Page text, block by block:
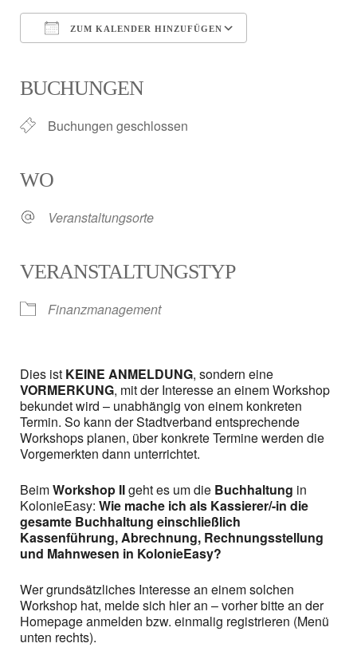
ZUM KALENDER HINZUFÜGEN
BUCHUNGEN
Buchungen geschlossen
WO
Veranstaltungsorte
VERANSTALTUNGSTYP
Finanzmanagement
Dies ist KEINE ANMELDUNG, sondern eine
VORMERKUNG, mit der Interesse an einem Workshop
bekundet wird – unabhängig von einem konkreten
Termin. So kann der Stadtverband entsprechende
Workshops planen, über konkrete Termine werden die
Vorgemerkten dann unterrichtet.
BeimWorkshop IIgeht es um die Buchhaltung in
KolonieEasy: Wie mache ich als Kassierer/-in die
gesamte Buchhaltung einschließlich
Kassenführung, Abrechnung, Rechnungsstellung
und Mahnwesen in KolonieEasy?
Wer grundsätzliches Interesse an einem solchen
Workshop hat, melde sich hier an – vorher bitte an der
Homepage anmelden bzw. einmalig registrieren (Menü
unten rechts).